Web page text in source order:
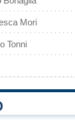
Mori
Tonni